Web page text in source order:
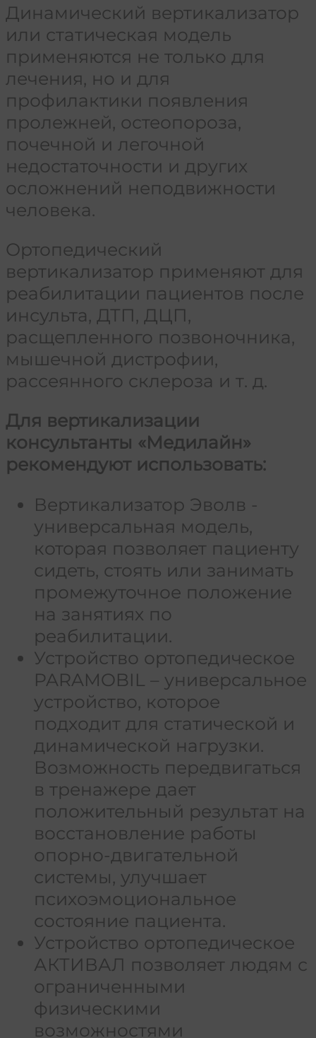
Динамический вертикализатор
или статическая модель
применяются не только для
лечения, но и для
профилактики появления
пролежней, остеопороза,
почечной и легочной
недостаточности и других
осложнений неподвижности
человека.
Ортопедический
вертикализатор применяют для
реабилитации пациентов после
инсульта, ДТП, ДЦП,
расщепленного позвоночника,
мышечной дистрофии,
рассеянного склероза и т. д.
Для вертикализации
консультанты «Медилайн»
рекомендуют использовать:
Вертикализатор Эволв -
универсальная модель,
которая позволяет пациенту
сидеть, стоять или занимать
промежуточное положение
на занятиях по
реабилитации.
Устройство ортопедическое
PARAMOBIL – универсальное
устройство, которое
подходит для статической и
динамической нагрузки.
Возможность передвигаться
в тренажере дает
положительный результат на
восстановление работы
опорно-двигательной
системы, улучшает
психоэмоциональное
состояние пациента.
Устройство ортопедическое
АКТИВАЛ позволяет людям с
ограниченными
физическими
возможностями